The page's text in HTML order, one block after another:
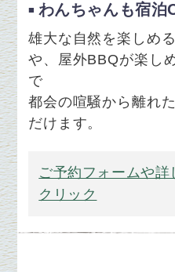
わんちゃんも宿泊
雄大な自然を楽しめ
や、屋外BBQが楽し
で
都会の喧騒から離れ
だけます。
ご予約フォームや詳
クリック